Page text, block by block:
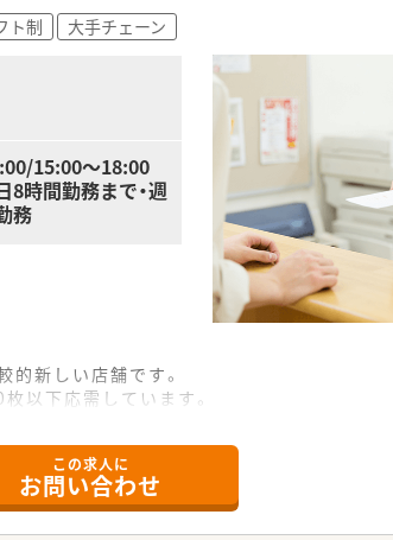
ので
ト制 大手チェーン
15:00〜18:00
8時間勤務まで・週
務
新しい店舗です。
以下応需しています。
てくれる方を求めています。
に注力できる方を歓迎します。
この求人に
お問い合わせ